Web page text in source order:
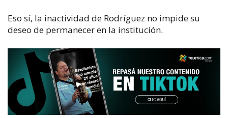
Eso sí, la inactividad de Rodríguez no impide su
deseo de permanecer en la institución.